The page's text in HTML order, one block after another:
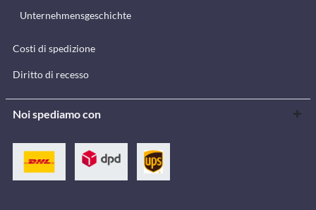
Unternehmensgeschichte
Costi di spedizione
Diritto di recesso
Noi spediamo con